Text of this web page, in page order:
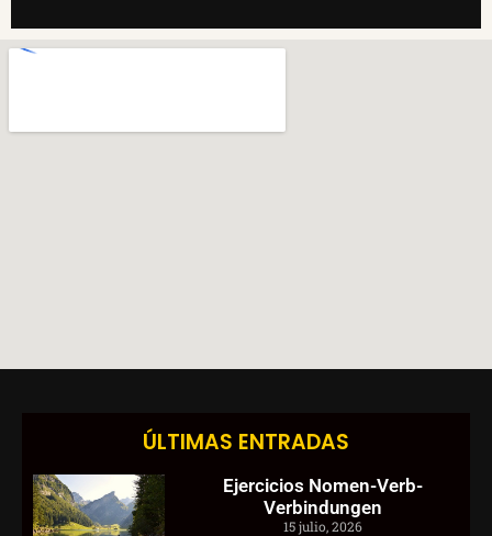
ÚLTIMAS ENTRADAS
Ejercicios Nomen-Verb-
Verbindungen
15 julio, 2026